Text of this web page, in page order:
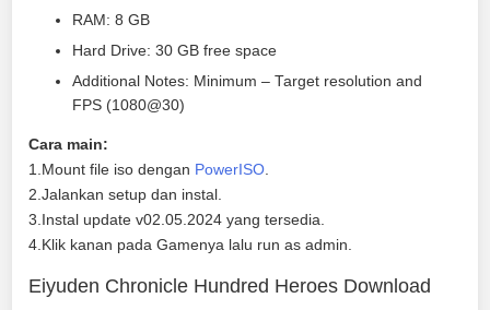
RAM: 8 GB
Hard Drive: 30 GB free space
Additional Notes: Minimum – Target resolution and
FPS (1080@30)
Cara main:
1.Mount file iso dengan PowerISO
2.Jalankan setup dan instal.
3.Instal update v02.05.2024 yang tersedia.
4.Klik kanan pada Gamenya lalu run as admin.
Eiyuden Chronicle Hundred Heroes Download